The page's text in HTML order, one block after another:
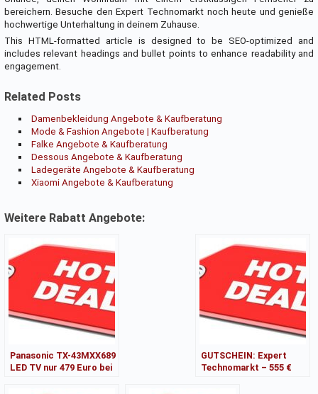
bereichern. Besuche den Expert Technomarkt noch heute und genieße
hochwertige Unterhaltung in deinem Zuhause.
This HTML-formatted article is designed to be SEO-optimized and
includes relevant headings and bullet points to enhance readability and
engagement.
Related Posts
Damenbekleidung Angebote & Kaufberatung
Mode & Fashion Angebote | Kaufberatung
Falke Angebote & Kaufberatung
Dessous Angebote & Kaufberatung
Ladegeräte Angebote & Kaufberatung
Xiaomi Angebote & Kaufberatung
Weitere Rabatt Angebote:
Panasonic TX-43MXX689
LED TV nur 479 Euro bei
GUTSCHEIN: Expert
Technomarkt – 555 €